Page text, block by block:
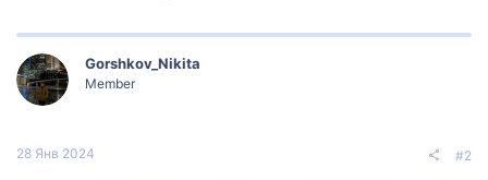
Gorshkov_Nikita
Member
28 Янв 2024 #2